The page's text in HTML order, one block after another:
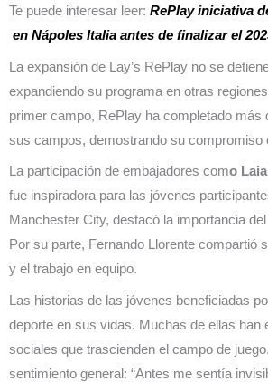
Te puede interesar leer: RePlay iniciativa
en Nápoles Italia antes de finalizar el
La expansión de Lay’s RePlay no se
expandiendo su programa en otras
primer campo, RePlay ha completado
sus campos, demostrando su compromiso
La participación de embajadores como
fue inspiradora para las jóvenes
Manchester City, destacó la importancia
Por su parte, Fernando Llorente compartió
y el trabajo en equipo.
Las historias de las jóvenes beneficiadas
deporte en sus vidas. Muchas de ellas han
sociales que trascienden el campo de
sentimiento general: “Antes me sentía